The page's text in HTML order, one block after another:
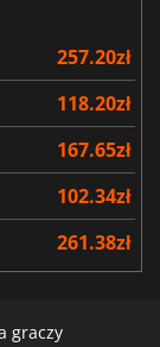
257.20zł
118.20zł
167.65zł
102.34zł
261.38zł
graczy